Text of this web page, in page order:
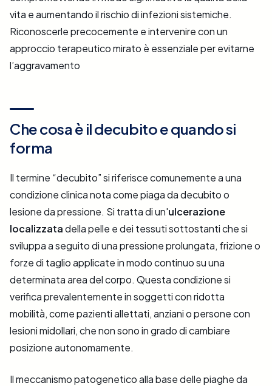
vita e aumentando il rischio di infezioni sistemiche.
Riconoscerle precocemente e intervenire con un
approccio terapeutico mirato è essenziale per evitarne
l’aggravamento
Che cosa è il decubito e quando si
forma
Il termine “decubito” si riferisce comunemente a una
condizione clinica nota come piaga da decubito o
lesione da pressione. Si tratta di un'ulcerazione
localizzatadella pelle e dei tessuti sottostanti che si
sviluppa a seguito di una pressione prolungata, frizione o
forze di taglio applicate in modo continuo su una
determinata area del corpo. Questa condizione si
verifica prevalentemente in soggetti con ridotta
mobilità, come pazienti allettati, anziani o persone con
lesioni midollari, che non sono in grado di cambiare
posizione autonomamente.
Il meccanismo patogenetico alla base delle piaghe da